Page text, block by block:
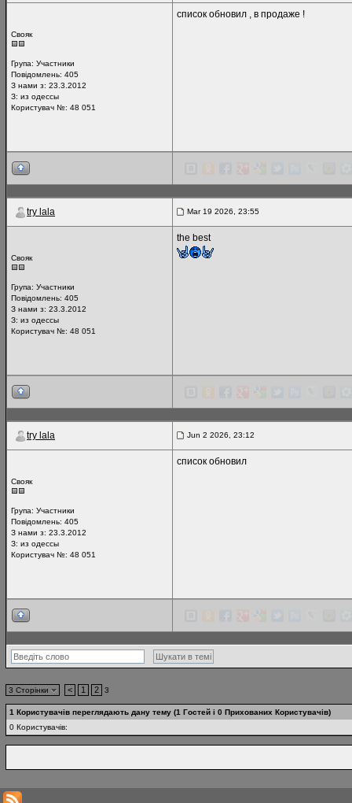
Свояк
Група: Участники
Повідомлень: 405
З нами з: 23.3.2012
З: из одессы
Користувач №: 48 051
список обновил , в продаже !
try lala Mar 19 2026, 23:55
Свояк
Група: Участники
Повідомлень: 405
З нами з: 23.3.2012
З: из одессы
Користувач №: 48 051
the best
try lala Jun 2 2026, 23:12
Свояк
Група: Участники
Повідомлень: 405
З нами з: 23.3.2012
З: из одессы
Користувач №: 48 051
список обновил
3 Сторінки < 1 2 3
1 Користувачів переглядають дану тему (1 Гостей і 0 Прихованих Користувачів)
0 Користувачів: